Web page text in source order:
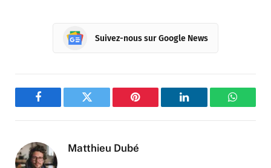
Suivez-nous sur Google News
Facebook Twitter Pinterest LinkedIn
Matthieu Dubé